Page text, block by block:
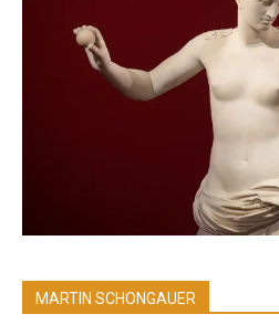
MARTIN SCHONGAUER